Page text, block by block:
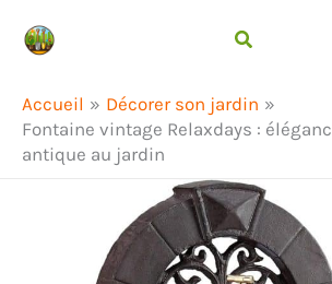
Accueil
Décorer son jardin
Fontaine vintage Relaxdays :
antique au jardin